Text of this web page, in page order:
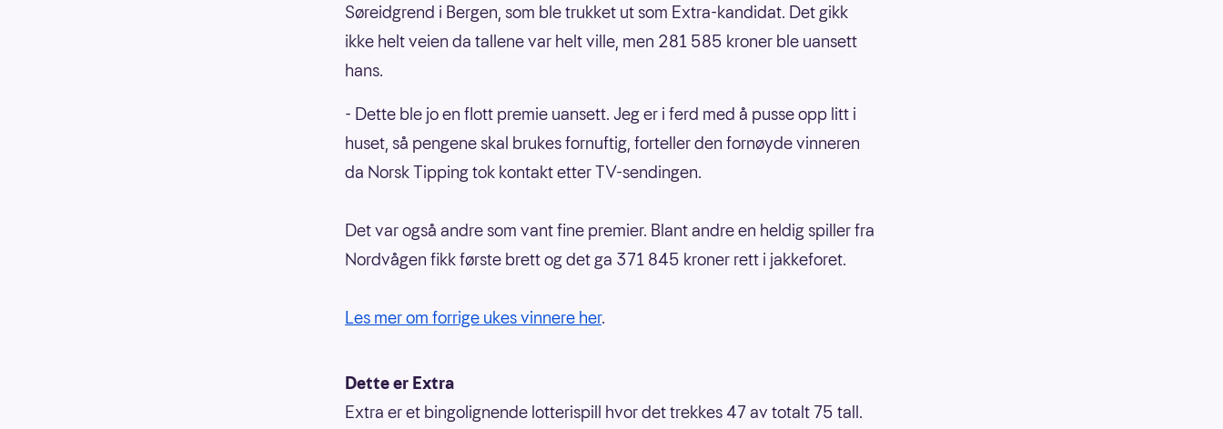
Søreidgrend i Bergen, som ble trukket ut som Extra-kandidat. Det gikk
ikke helt veien da tallene var helt ville, men 281 585 kroner ble uansett
hans.
- Dette ble jo en flott premie uansett. Jeg er i ferd med å pusse opp litt i
huset, så pengene skal brukes fornuftig, forteller den fornøyde vinneren
da Norsk Tipping tok kontakt etter TV-sendingen.
Det var også andre som vant fine premier. Blant andre en heldig spiller fra
Nordvågen fikk første brett og det ga 371 845 kroner rett i jakkeforet.
Les mer om forrige ukes vinnere her.
Dette er Extra
Extra er et bingolignende lotterispill hvor det trekkes 47 av totalt 75 tall.